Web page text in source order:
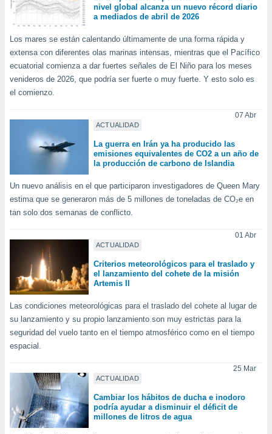
de
disponible
cookies
sitio
En
el sitio
se
para
ni para
o
aunque
no
Puedes
nivel global alcanza un nuevo récord diario
a mediados de abril de 2026
Los mares se están calentando últimamente de una forma rápida y
extensa con diferentes olas marinas intensas, mientras que el Pacífico
ecuatorial comienza a dar fuertes señales de El Niño para los meses
venideros de 2026, que podría ser fuerte o muy fuerte. Y esto solo es
el comienzo.
ACTUALIDAD
07 Abr
La guerra en Irán ya ha producido las
emisiones equivalentes de CO2 a un año de
la producción de carbono de Islandia
Un nuevo análisis en el que participaron investigadores de Queen Mary
estima que se generaron más de 5 millones de toneladas de CO₂e en
tan solo dos semanas de conflicto.
ACTUALIDAD
01 Abr
Criterios meteorológicos para el traslado y
el lanzamiento del cohete de la misión
Artemis II
Las condiciones meteorológicas para el traslado del cohete al lugar de
su lanzamiento y su propio lanzamiento son muy estrictas para la
seguridad del vuelo tanto en el tiempo atmosférico como en el tiempo
espacial.
ACTUALIDAD
25 Mar
Cambiar los hábitos de ducha e inodoro
podría ayudar a disminuir el déficit de
millones de litros de agua